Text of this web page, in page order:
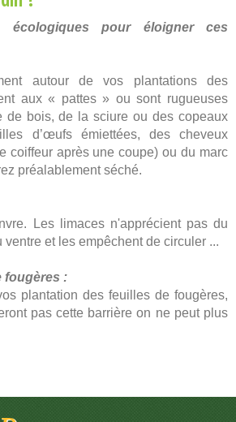
écologiques pour éloigner ces
autour de vos plantations des
aux « pattes » ou sont rugueuses
de bois, de la sciure ou des copeaux
d’œufs émiettées, des cheveux
coiffeur après une coupe) ou du marc
préalablement séché.
Les limaces n'apprécient pas du
ventre et les empêchent de circuler ...
fougères :
plantation des feuilles de fougères,
pas cette barrière on ne peut plus